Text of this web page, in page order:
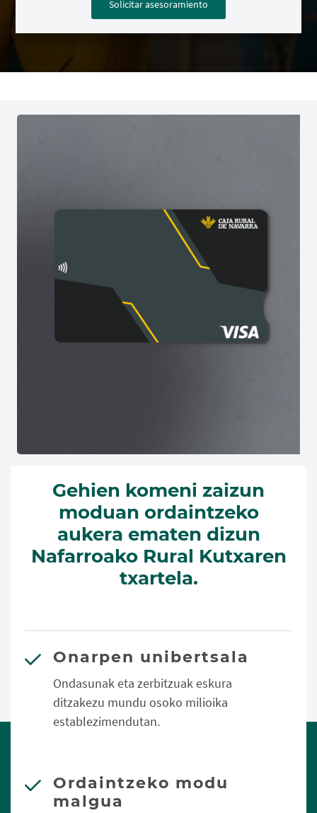
Solicitar asesoramiento
Gehien komeni zaizun
moduan ordaintzeko
aukera ematen dizun
Nafarroako Rural Kutxaren
txartela.
Onarpen unibertsala
Ondasunak eta zerbitzuak eskura
ditzakezu mundu osoko milioika
establezimendutan.
Ordaintzeko modu
malgua